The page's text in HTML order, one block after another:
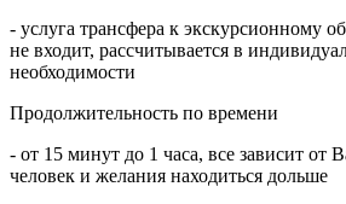
- услуга трансфера к экскурсионному
не входит, рассчитывается в
необходимости
Продолжительность по времени
- от 15 минут до 1 часа, все зависит от
человек и желания находиться дольше